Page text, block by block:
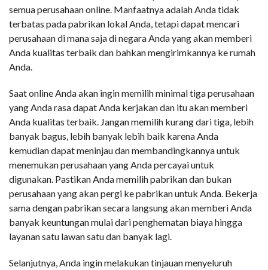
semua perusahaan online. Manfaatnya adalah Anda tidak
terbatas pada pabrikan lokal Anda, tetapi dapat mencari
perusahaan di mana saja di negara Anda yang akan memberi
Anda kualitas terbaik dan bahkan mengirimkannya ke rumah
Anda.
Saat online Anda akan ingin memilih minimal tiga perusahaan
yang Anda rasa dapat Anda kerjakan dan itu akan memberi
Anda kualitas terbaik. Jangan memilih kurang dari tiga, lebih
banyak bagus, lebih banyak lebih baik karena Anda
kemudian dapat meninjau dan membandingkannya untuk
menemukan perusahaan yang Anda percayai untuk
digunakan. Pastikan Anda memilih pabrikan dan bukan
perusahaan yang akan pergi ke pabrikan untuk Anda. Bekerja
sama dengan pabrikan secara langsung akan memberi Anda
banyak keuntungan mulai dari penghematan biaya hingga
layanan satu lawan satu dan banyak lagi.
Selanjutnya, Anda ingin melakukan tinjauan menyeluruh